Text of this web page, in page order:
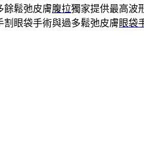
餘鬆弛皮膚腹拉獨家提供最高波
眼袋手術與過多鬆弛皮膚眼袋